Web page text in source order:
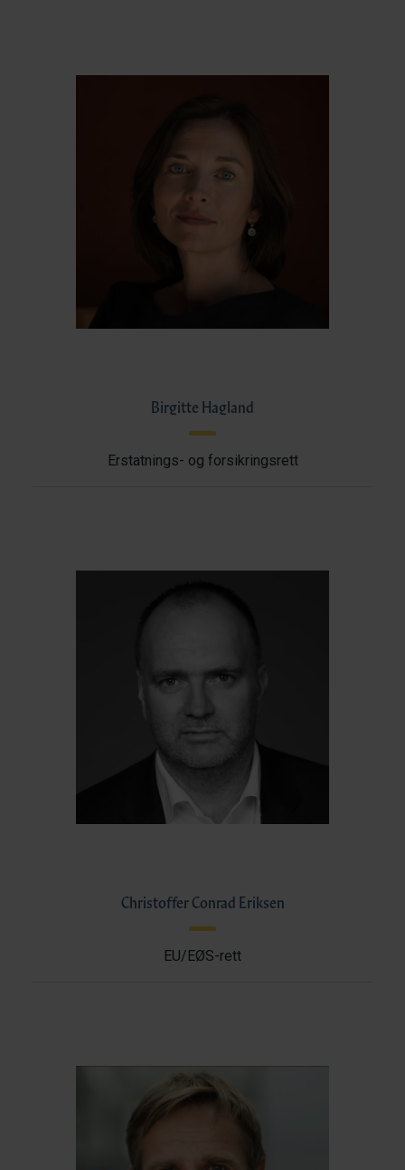
Birgitte Hagland
Erstatnings- og forsikringsrett
Christoffer Conrad Eriksen
EU/EØS-rett